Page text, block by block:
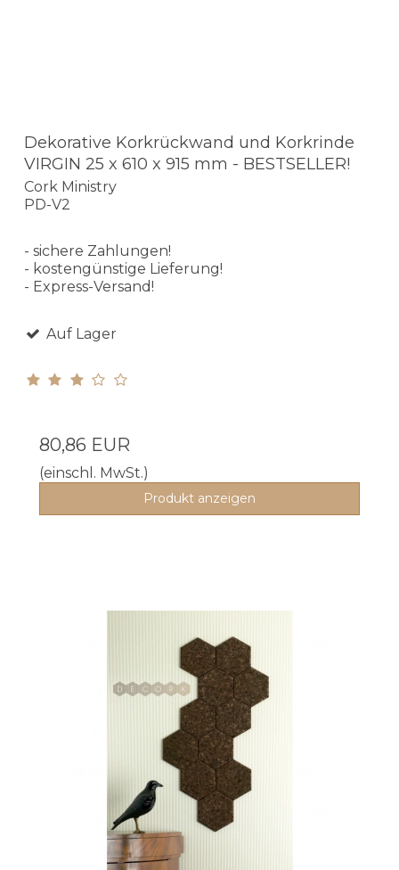
Dekorative Korkrückwand und Korkrinde
VIRGIN 25 x 610 x 915 mm - BESTSELLER!
Cork Ministry
PD-V2
- sichere Zahlungen!
- kostengünstige Lieferung!
- Express-Versand!
Auf Lager
80,86 EUR
(einschl. MwSt.)
Produkt anzeigen